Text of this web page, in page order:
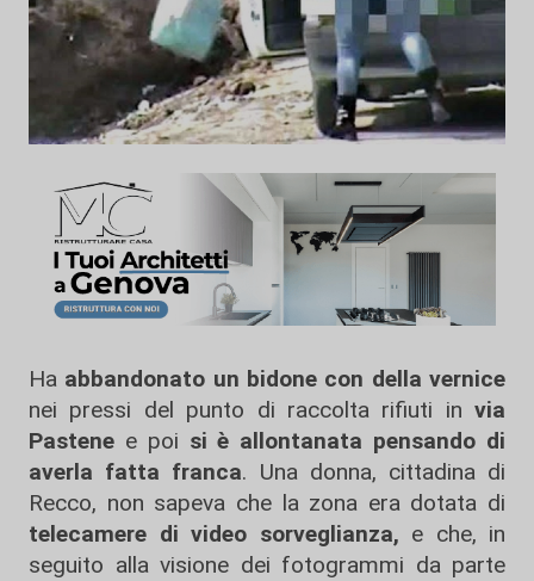
Ha abbandonato un bidone con della vernice
nei pressi del punto di raccolta rifiuti in via
Pastene e poi si è allontanata pensando di
averla fatta franca. Una donna, cittadina di
Recco, non sapeva che la zona era dotata di
telecamere di video sorveglianza, e che, in
seguito alla visione dei fotogrammi da parte